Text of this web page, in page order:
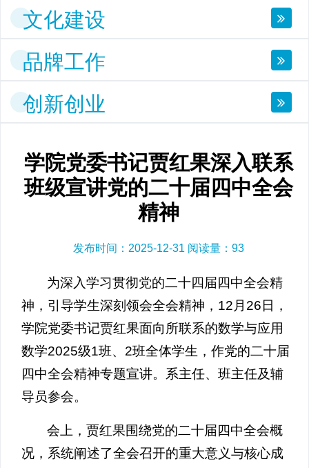
文化建设
品牌工作
创新创业
学院党委书记贾红果深入联系
班级宣讲党的二十届四中全会
精神
发布时间：2025-12-31 阅读量： 93
为深入学习贯彻党的二十四届四中全会精
神，引导学生深刻领会全会精神，12月26日，
学院党委书记贾红果面向所联系的数学与应用
数学2025级1班、2班全体学生，作党的二十届
四中全会精神专题宣讲。系主任、班主任及辅
导员参会。
会上，贾红果围绕党的二十届四中全会概
况，系统阐述了全会召开的重大意义与核心成